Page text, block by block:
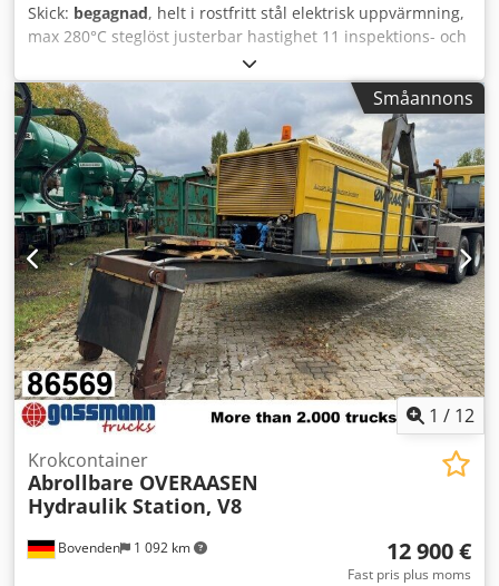
Skick: begagnad, helt i rostfritt stål elektrisk uppvärmning,
max 280°C steglöst justerbar hastighet 11 inspektions- och
rengöringsluckor spårbredd ± 1.000 mm nyttig längd ±
7.500 mm med bandtvättsystem yttermått (L x B x H): ±
9.500 mm x 1.600 mm x 2.400 mm modulärt byggsystem
Dkodjzg U Dnopfx Ab Dor band (öppning 13 mm) totaleffekt
224 kW uppvärmning ångtryck: min 3 bar 10 kg/h per ventil
max. 3 bar 140 kg/h per ventil fritid min/max: 4 min 36 sek
– 120 min ånginjicering (uppvärmning, produktutbyte)
Småannons
1 / 12
Bovenden 1 092 km
Krokcontainer
Abrollbare OVERAASEN
Hydraulik Station, V8
12 900 €
Fast pris plus moms